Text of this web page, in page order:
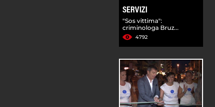
SERVIZI
"Sos vittima":
criminologa Bruz...
4792